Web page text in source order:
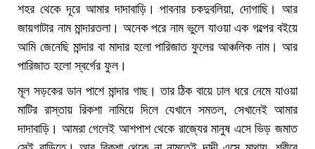
শহর থেকে দূরে আমার দাদাবাড়ি। পাবনার চকদুবলিয়া, দোগাছি। আর
জায়গাটার নাম মান্দারতলা। অনেক পরে নাম ভুলে যাওয়া এক গল্পের বইয়ে
আমি জেনেছি মান্দার বা মাদার হলো পারিজাত ফুলের আঞ্চলিক নাম। আর
পারিজাত হলো স্বর্গের ফুল।
মূল সড়কের ডান পাশে মান্দার গাছ। তার ঠিক বায়ে ঢাল ধরে নেমে যাওয়া
মাটির রাস্তায় রিকশা নামিয়ে দিলে যেখানে সমতল, সেখানেই আমার
দাদাবাড়ি। আমরা গেলেই আশপাশ থেকে রাজ্যের মানুষ এসে ভিড় জমাত